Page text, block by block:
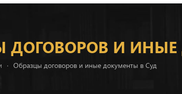
ДОГОВОРОВ И
Образцы договоров и иные документы в Суд